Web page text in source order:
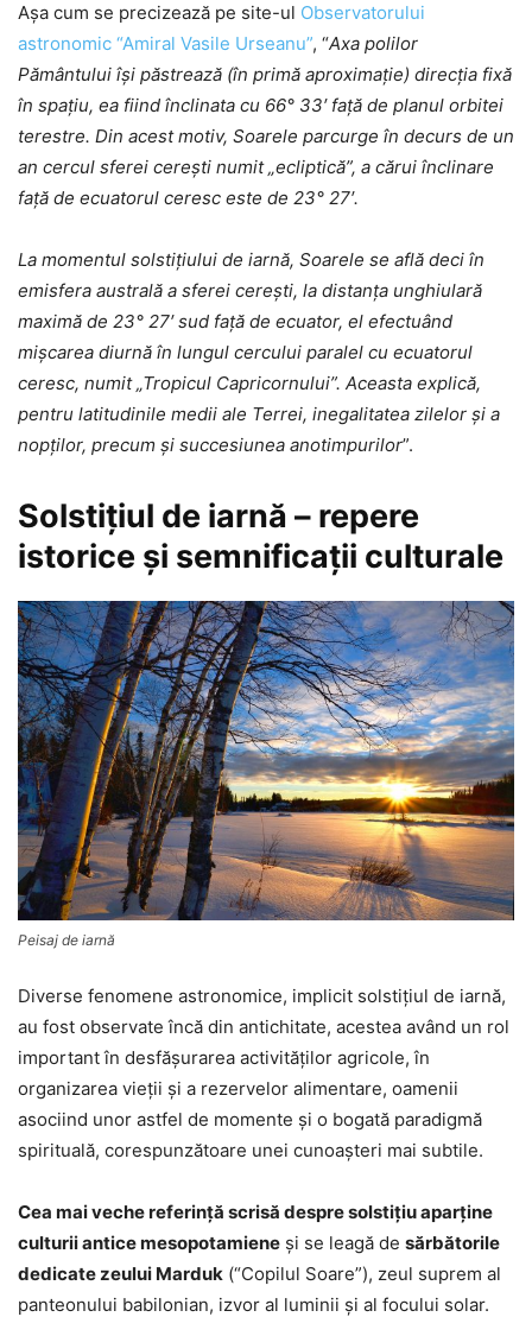
Aşa cum se precizează pe site-ul Observatorului
astronomic “Amiral Vasile Urseanu”, “Axa polilor
Pământului își păstrează (în primă aproximaţie) direcția fixă
în spațiu, ea fiind înclinata cu 66° 33′ față de planul orbitei
terestre. Din acest motiv, Soarele parcurge în decurs de un
an cercul sferei cerești numit „ecliptică”, a cărui înclinare
față de ecuatorul ceresc este de 23° 27′.
La momentul solstițiului de iarnă, Soarele se află deci în
emisfera australă a sferei cerești, la distanța unghiulară
maximă de 23° 27′ sud față de ecuator, el efectuând
mișcarea diurnă în lungul cercului paralel cu ecuatorul
ceresc, numit „Tropicul Capricornului”. Aceasta explică,
pentru latitudinile medii ale Terrei, inegalitatea zilelor și a
nopților, precum și succesiunea anotimpurilor”.
Solstiţiul de iarnă – repere
istorice şi semnificaţii culturale
Peisaj de iarnă
Diverse fenomene astronomice, implicit solstiţiul de iarnă,
au fost observate încă din antichitate, acestea având un rol
important în desfăşurarea activităţilor agricole, în
organizarea vieţii şi a rezervelor alimentare, oamenii
asociind unor astfel de momente şi o bogată paradigmă
spirituală, corespunzătoare unei cunoaşteri mai subtile.
Cea mai veche referinţă scrisă despre solstiţiu aparţine
culturii antice mesopotamiene şi se leagă de sărbătorile
dedicate zeului Marduk (“Copilul Soare”), zeul suprem al
panteonului babilonian, izvor al luminii şi al focului solar.